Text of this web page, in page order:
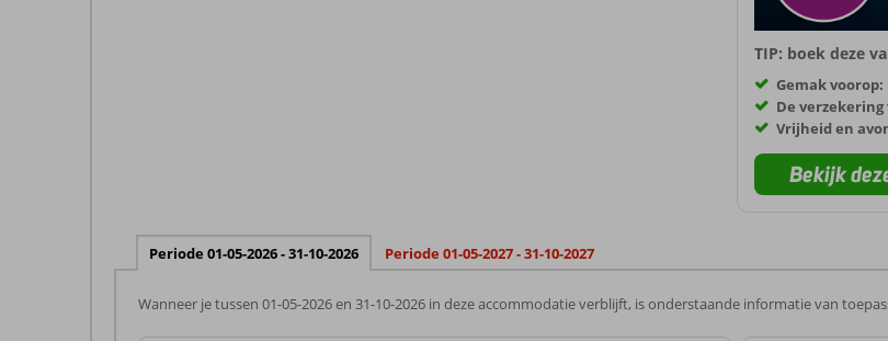
TIP: boek deze
Gemak
De
Vrijheid en
Bekijk
Periode 01-05-2026 - 31-10-2026 Periode 01-05-2027 - 31-10-2027
Wanneer je tussen 01-05-2026 en 31-10-2026 in deze accommodatie verblijft, is onderstaande informatie van